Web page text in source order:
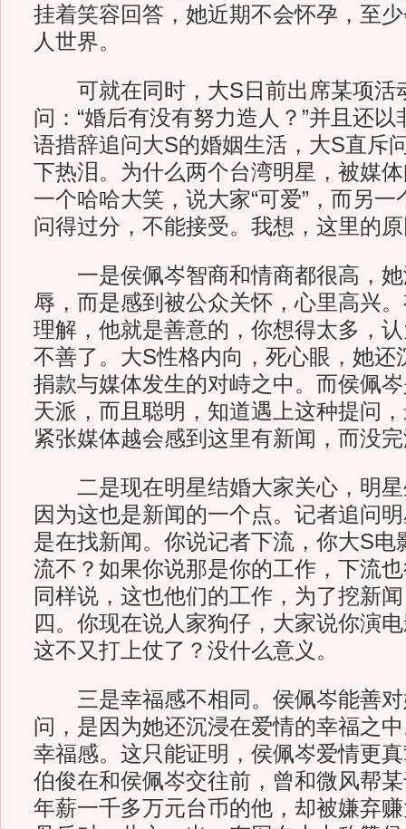
挂着笑容回答，她近期不会怀孕，至
人世界。
可就在同时，大S日前出席某项活
问：“婚后有没有努力造人？”并且还
语措辞追问大S的婚姻生活，大S直斥
下热泪。为什么两个台湾明星，被媒
一个哈哈大笑，说大家“可爱”，而另
问得过分，不能接受。我想，这里的
一是侯佩岑智商和情商都很高，她
辱，而是感到被公众关怀，心里高兴
理解，他就是善意的，你想得太多，
不善了。大S性格内向，死心眼，她还
捐款与媒体发生的对峙之中。而侯佩
天派，而且聪明，知道遇上这种提问
紧张媒体越会感到这里有新闻，而没
二是现在明星结婚大家关心，明星
因为这也是新闻的一个点。记者追问
是在找新闻。你说记者下流，你大S电
流不？如果你说那是你的工作，下流
同样说，这也他们的工作，为了挖新
四。你现在说人家狗仔，大家说你演
这不又打上仗了？没什么意义。
三是幸福感不相同。侯佩岑能善对
问，是因为她还沉浸在爱情的幸福之
幸福感。这只能证明，侯佩岑爱情更
伯俊在和侯佩岑交往前，曾和微风帮
年薪一千多万元台币的他，却被嫌弃